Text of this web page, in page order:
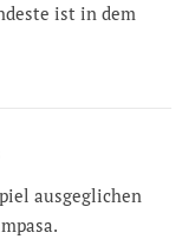
ist in dem
ausgeglichen